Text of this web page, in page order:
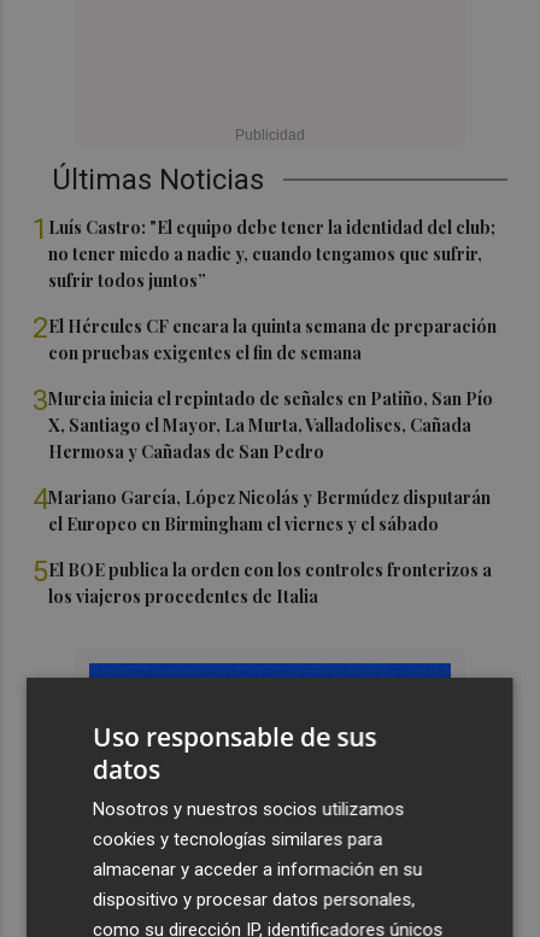
Últimas Noticias
1 Luís Castro: "El equipo debe tener la identidad del club;
no tener miedo a nadie y, cuando tengamos que sufrir,
sufrir todos juntos”
2El Hércules CF encara la quinta semana de preparación
con pruebas exigentes el fin de semana
3Murcia inicia el repintado de señales en Patiño, San Pío
X, Santiago el Mayor, La Murta, Valladolises, Cañada
Hermosa y Cañadas de San Pedro
4Mariano García, López Nicolás y Bermúdez disputarán
el Europeo en Birmingham el viernes y el sábado
5El BOE publica la orden con los controles fronterizos a
los viajeros procedentes de Italia
Uso responsable de sus
datos
Nosotros y nuestros socios utilizamos
cookies y tecnologías similares para
almacenar y acceder a información en su
dispositivo y procesar datos personales,
como su dirección IP, identificadores únicos